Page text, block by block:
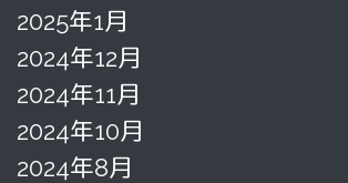
2025年1月
2024年12月
2024年11月
2024年10月
2024年8月